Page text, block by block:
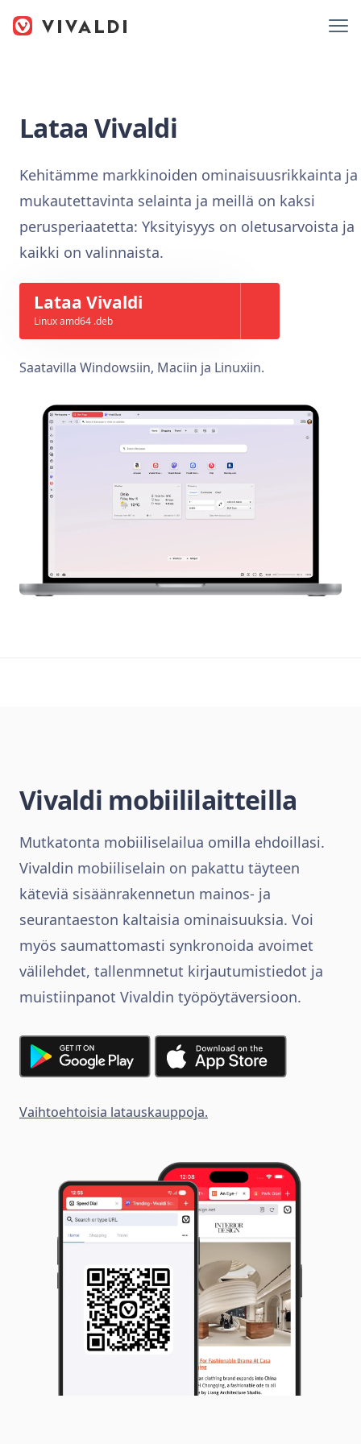
Lataa Vivaldi
Kehitämme markkinoiden ominaisuusrikkainta ja
mukautettavinta selainta ja meillä on kaksi
perusperiaatetta: Yksityisyys on oletusarvoista ja
kaikki on valinnaista.
Lataa Vivaldi
Linux amd64 .deb
Saatavilla Windowsiin, Maciin ja Linuxiin.
Vivaldi mobiililaitteilla
Mutkatonta mobiiliselailua omilla ehdoillasi.
Vivaldin mobiiliselain on pakattu täyteen
käteviä sisäänrakennetun mainos- ja
seurantaeston kaltaisia ominaisuuksia. Voi
myös saumattomasti synkronoida avoimet
välilehdet, tallenmnetut kirjautumistiedot ja
muistiinpanot Vivaldin työpöytäversioon.
Vaihtoehtoisia latauskauppoja.